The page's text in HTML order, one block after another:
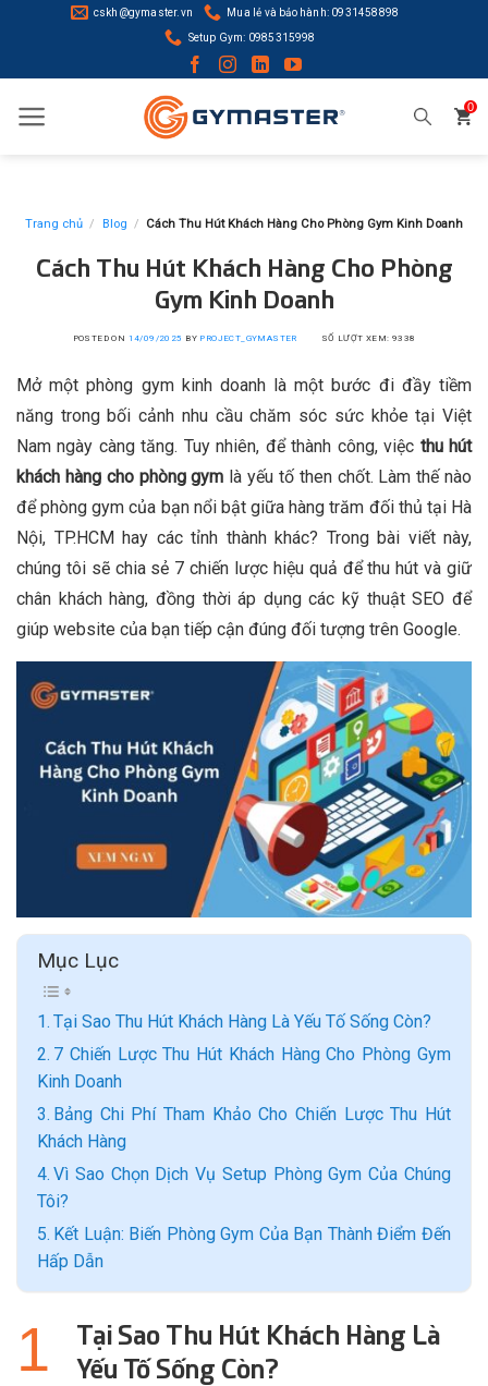
cskh@gymaster.vn Mua lẻ và bảo hành: 0931458898
Setup Gym: 0985315998
0
Trang chủ / Blog / Cách Thu Hút Khách Hàng Cho Phòng Gym Kinh Doanh
Cách Thu Hút Khách Hàng Cho Phòng
Gym Kinh Doanh
POSTED ON 14/09/2025 BY PROJECT_GYMASTER SỐ LƯỢT XEM: 9338
Mở một phòng gym kinh doanh là một bước đi đầy tiềm
năng trong bối cảnh nhu cầu chăm sóc sức khỏe tại Việt
Nam ngày càng tăng. Tuy nhiên, để thành công, việc thu hút
khách hàng cho phòng gym là yếu tố then chốt. Làm thế nào
để phòng gym của bạn nổi bật giữa hàng trăm đối thủ tại Hà
Nội, TP.HCM hay các tỉnh thành khác? Trong bài viết này,
chúng tôi sẽ chia sẻ 7 chiến lược hiệu quả để thu hút và giữ
chân khách hàng, đồng thời áp dụng các kỹ thuật SEO để
giúp website của bạn tiếp cận đúng đối tượng trên Google.
Mục Lục
Tại Sao Thu Hút Khách Hàng Là Yếu Tố Sống Còn?
7 Chiến Lược Thu Hút Khách Hàng Cho Phòng Gym
Kinh Doanh
Bảng Chi Phí Tham Khảo Cho Chiến Lược Thu Hút
Khách Hàng
Vì Sao Chọn Dịch Vụ Setup Phòng Gym Của Chúng
Tôi?
Kết Luận: Biến Phòng Gym Của Bạn Thành Điểm Đến
Hấp Dẫn
Tại Sao Thu Hút Khách Hàng Là
Yếu Tố Sống Còn?